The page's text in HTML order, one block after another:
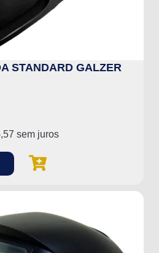
STANDARD GALZER
sem juros